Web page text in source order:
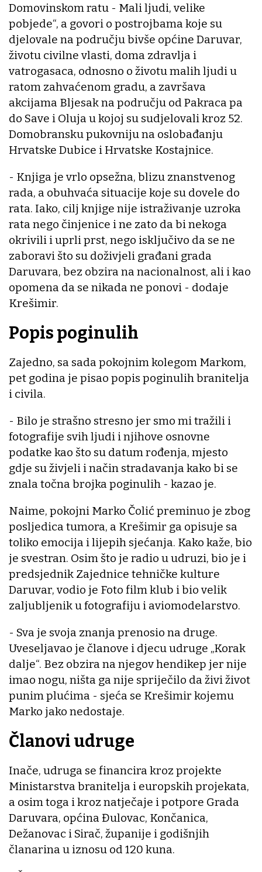
Domovinskom ratu - Mali ljudi, velike
pobjede“, a govori o postrojbama koje su
djelovale na području bivše općine Daruvar,
životu civilne vlasti, doma zdravlja i
vatrogasaca, odnosno o životu malih ljudi u
ratom zahvaćenom gradu, a završava
akcijama Bljesak na području od Pakraca pa
do Save i Oluja u kojoj su sudjelovali kroz 52.
Domobransku pukovniju na oslobađanju
Hrvatske Dubice i Hrvatske Kostajnice.
- Knjiga je vrlo opsežna, blizu znanstvenog
rada, a obuhvaća situacije koje su dovele do
rata. Iako, cilj knjige nije istraživanje uzroka
rata nego činjenice i ne zato da bi nekoga
okrivili i uprli prst, nego isključivo da se ne
zaboravi što su doživjeli građani grada
Daruvara, bez obzira na nacionalnost, ali i kao
opomena da se nikada ne ponovi - dodaje
Krešimir.
Popis poginulih
Zajedno, sa sada pokojnim kolegom Markom,
pet godina je pisao popis poginulih branitelja
i civila.
- Bilo je strašno stresno jer smo mi tražili i
fotografije svih ljudi i njihove osnovne
podatke kao što su datum rođenja, mjesto
gdje su živjeli i način stradavanja kako bi se
znala točna brojka poginulih - kazao je.
Naime, pokojni Marko Čolić preminuo je zbog
posljedica tumora, a Krešimir ga opisuje sa
toliko emocija i lijepih sjećanja. Kako kaže, bio
je svestran. Osim što je radio u udruzi, bio je i
predsjednik Zajednice tehničke kulture
Daruvar, vodio je Foto film klub i bio velik
zaljubljenik u fotografiju i aviomodelarstvo.
- Sva je svoja znanja prenosio na druge.
Uveseljavao je članove i djecu udruge „Korak
dalje“. Bez obzira na njegov hendikep jer nije
imao nogu, ništa ga nije spriječilo da živi život
punim plućima - sjeća se Krešimir kojemu
Marko jako nedostaje.
Članovi udruge
Inače, udruga se financira kroz projekte
Ministarstva branitelja i europskih projekata,
a osim toga i kroz natječaje i potpore Grada
Daruvara, općina Đulovac, Končanica,
Dežanovac i Sirač, županije i godišnjih
članarina u iznosu od 120 kuna.